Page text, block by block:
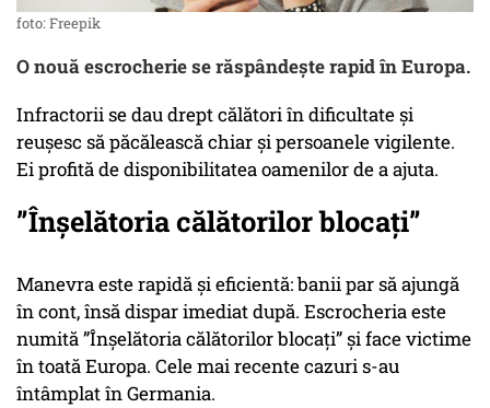
foto: Freepik
O nouă escrocherie se răspândește rapid în Europa.
Infractorii se dau drept călători în dificultate și
reușesc să păcălească chiar și persoanele vigilente.
Ei profită de disponibilitatea oamenilor de a ajuta.
”Înșelătoria călătorilor blocați”
Manevra este rapidă și eficientă: banii par să ajungă
în cont, însă dispar imediat după. Escrocheria este
numită ”Înșelătoria călătorilor blocați” și face victime
în toată Europa. Cele mai recente cazuri s-au
întâmplat în Germania.